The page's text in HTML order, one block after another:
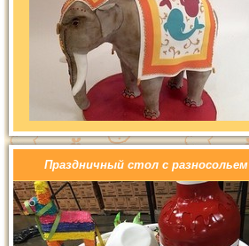
Праздничный стол с разносольем